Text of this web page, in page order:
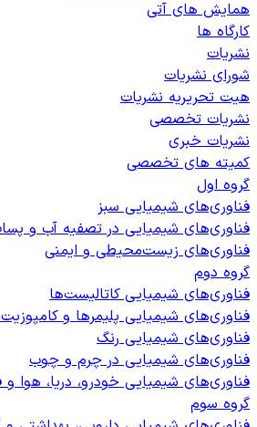
همایش های آتی
کارگاه ها
نشریات
شورای نشریات
هیت تحریریه نشریات
نشریات تخصصی
نشریات خبری
کمیته های تخصصی
گروه اول
فناوری‌های شیمیایی سبز
فناوری‌های شیمیایی در تصفیه آب و
فناوری‌های زیست‌محیطی و ایمنی
گروه دوم
فناوری‌های شیمیایی کاتالیست‌ها
فناوری‌های شیمیایی پلیمرها و
فناوری‌های شیمیایی رنگ
فناوری‌های شیمیایی در چرم و چوب
فناوری‌های شیمیایی خودرو، دریا، هوا
گروه سوم